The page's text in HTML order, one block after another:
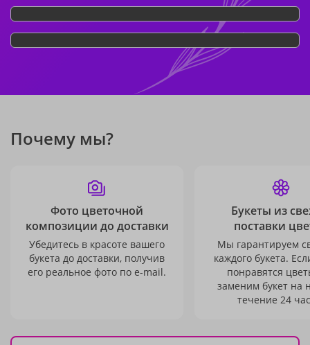
Почему мы?
Фото цветочной
композиции до доставки
Убедитесь в красоте вашего
букета до доставки, получив
его реальное фото по e-mail.
Букеты из
поставки
Мы гарантируем
каждого букета.
понравятся
заменим букет на
течение 24